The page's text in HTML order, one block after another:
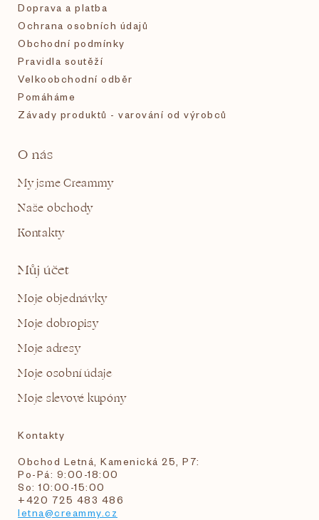
Doprava a platba
Ochrana osobních údajů
Obchodní podmínky
Pravidla soutěží
Velkoobchodní odběr
Pomáháme
Závady produktů - varování od výrobců
O nás
My jsme Creammy
Naše obchody
Kontakty
Můj účet
Moje objednávky
Moje dobropisy
Moje adresy
Moje osobní údaje
Moje slevové kupóny
Kontakty
Obchod Letná, Kamenická 25, P7:
Po-Pá: 9:00-18:00
So: 10:00-15:00
+420 725 483 486
letna@creammy.cz